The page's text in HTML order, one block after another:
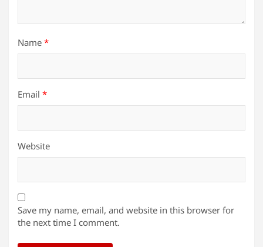
Name *
Email *
Website
Save my name, email, and website in this browser for
the next time I comment.